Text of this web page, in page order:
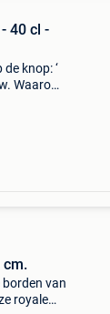
40 cl -
knop: ‘
Waarom
cm.
borden van
royale